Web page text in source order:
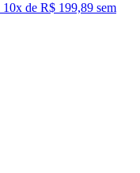
10x de R$ 199,89 sem